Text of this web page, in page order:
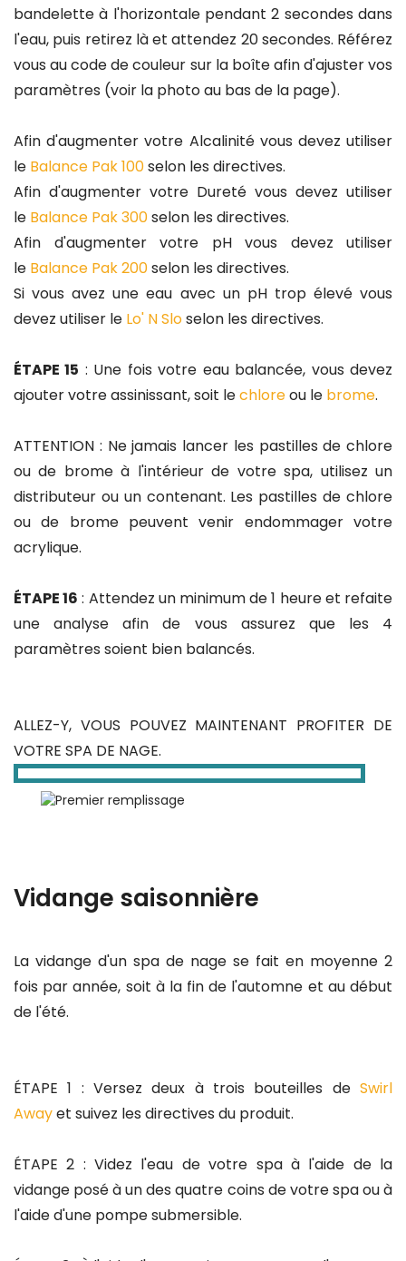
bandelette à l'horizontale pendant 2 secondes dans
l'eau, puis retirez là et attendez 20 secondes. Référez
vous au code de couleur sur la boîte afin d'ajuster vos
paramètres (voir la photo au bas de la page).
Afin d'augmenter votre Alcalinité vous devez utiliser
le Balance Pak 100selon les directives.
Afin d'augmenter votre Dureté vous devez utiliser
le Balance Pak 300selon les directives.
Afin d'augmenter votre pH vous devez utiliser
le Balance Pak 200selon les directives.
Si vous avez une eau avec un pH trop élevé vous
devez utiliser le Lo' N Sloselon les directives.
ÉTAPE 15 : Une fois votre eau balancée, vous devez
ajouter votre assinissant, soit lechloreou le brome.
ATTENTION : Ne jamais lancer les pastilles de chlore
ou de brome à l'intérieur de votre spa, utilisez un
distributeur ou un contenant. Les pastilles de chlore
ou de brome peuvent venir endommager votre
acrylique.
ÉTAPE 16 : Attendez un minimum de 1 heure et refaite
une analyse afin de vous assurez que les 4
paramètres soient bien balancés.
ALLEZ-Y, VOUS POUVEZ MAINTENANT PROFITER DE
VOTRE SPA DE NAGE.
Vidange saisonnière
La vidange d'un spa de nage se fait en moyenne 2
fois par année, soit à la fin de l'automne et au début
de l'été.
ÉTAPE 1 : Versez deux à trois bouteilles de Swirl
Awayet suivez les directives du produit.
ÉTAPE 2 : Videz l'eau de votre spa à l'aide de la
vidange posé à un des quatre coins de votre spa ou à
l'aide d'une pompe submersible.